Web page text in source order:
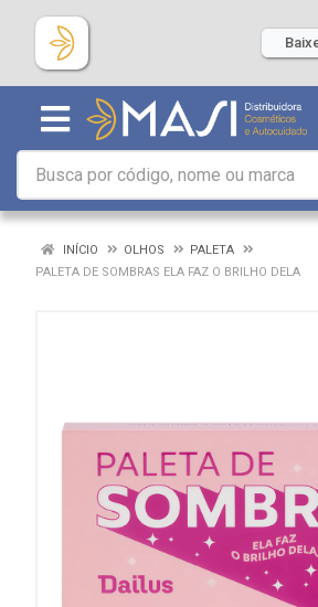
INÍCIO OLHOS
PALETA
PALETA DE SOMBRAS ELA FAZ O BRILHO DELA